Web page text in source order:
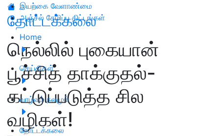
இயற்கை வேளாண்மை
அஞ்சல் சேமிப்பு திட்டங்கள்
Home
செய்திகள்
வாழ்வும் நலமும்
தோட்டக்கலை
தோட்டக்கலை
நெல்லில் புகையான்
பூச்சித் தாக்குதல்-
கட்டுப்படுத்த சில
வழிகள்!